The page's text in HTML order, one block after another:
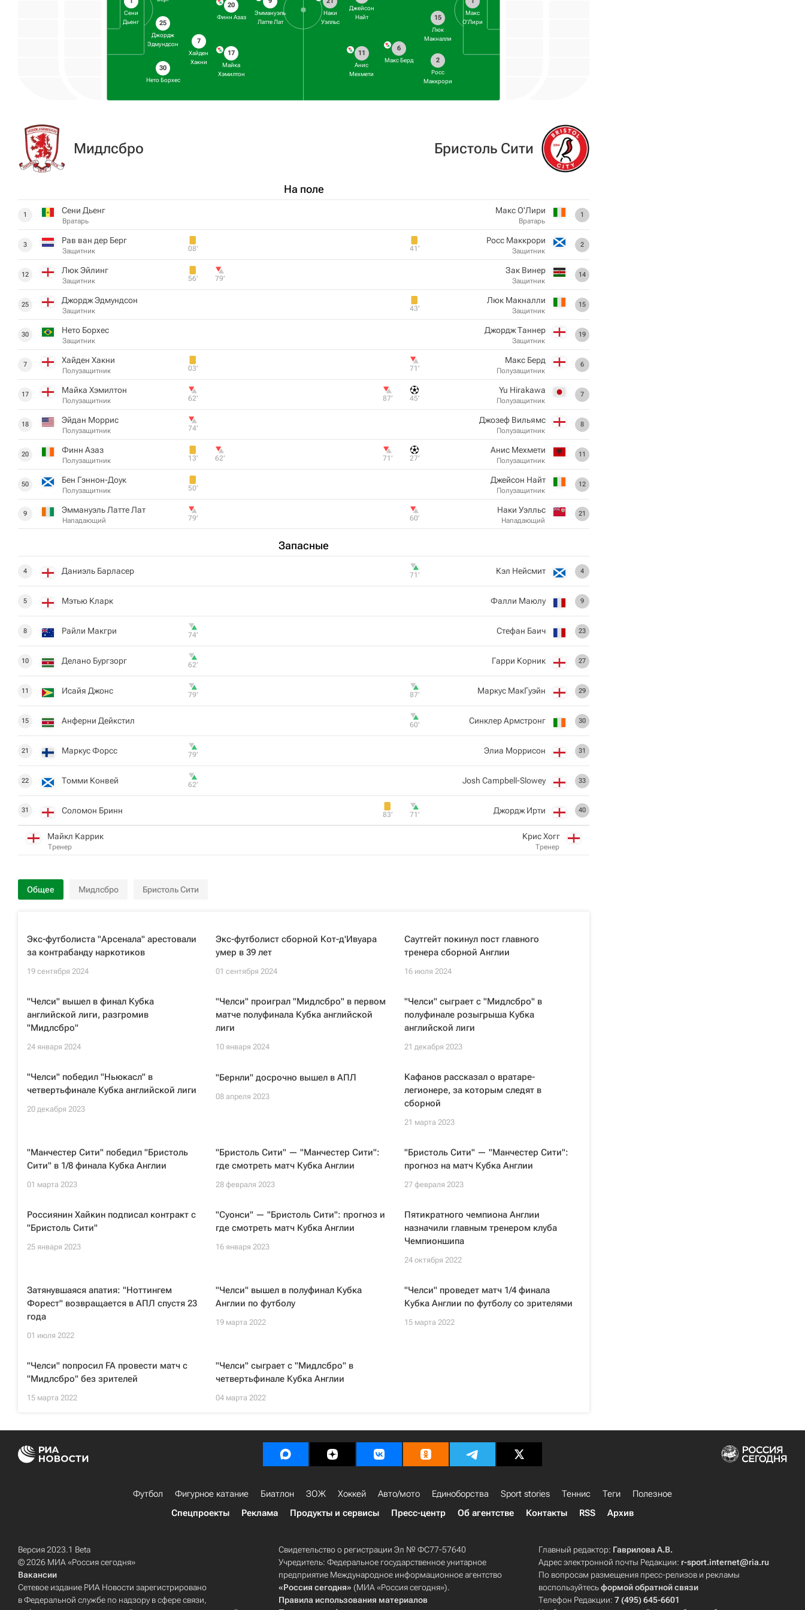
Сени
Дьенг
25
Джордж
Эдмундсон
30
Нето Борхес
7
Хайден
Хакни
20
Финн Азаз
17
Майка
Хэмилтон
Эммануэль
Латте Лат
Макс
О'Лири
15
Люк
Макналли
2
Росс
Маккрори
6
Макс Берд
Джейсон
Найт
11
Анис
Мехмети
Наки
Уэлльс
Мидлсбро
На поле
1 Сени Дьенг
Вратарь
3 Рав ван дер Берг
Защитник 08‎’‎
12 Люк Эйлинг
Защитник 56‎’‎ 79‎’‎
25 Джордж Эдмундсон
Защитник
30 Нето Борхес
Защитник
7 Хайден Хакни
Полузащитник 03‎’‎
17 Майка Хэмилтон
Полузащитник 62‎’‎
18 Эйдан Моррис
Полузащитник 74‎’‎
20 Финн Азаз
Полузащитник 13‎’‎ 62‎’‎
50 Бен Гэннон-Доук
Полузащитник 50‎’‎
9 Эммануэль Латте Лат
Нападающий 79‎’‎
Запасные
4 Даниэль Барласер
5 Мэтью Кларк
8 Райли Макгри 74‎’‎
10 Делано Бургзорг 62‎’‎
11 Исайя Джонс 79‎’‎
15 Анферни Дейкстил
21 Маркус Форсс 79‎’‎
22 Томми Конвей 62‎’‎
31 Соломон Бринн
Майкл Каррик
Тренер
Бристоль Сити
1
Макс О'Лири
Вратарь
2
Росс Маккрори
Защитник
41‎’‎
14
Зак Винер
Защитник
15
Люк Макналли
Защитник
43‎’‎
19
Джордж Таннер
Защитник
6
Макс Берд
Полузащитник
71‎’‎
7
Yu Hirakawa
Полузащитник
45‎’‎
87‎’‎
8
Джозеф Вильямс
Полузащитник
11
Анис Мехмети
Полузащитник
27‎’‎
71‎’‎
12
Джейсон Найт
Полузащитник
21
Наки Уэлльс
Нападающий
60‎’‎
4
Кэл Нейсмит
71‎’‎
9
Фалли Маюлу
23
Стефан Баич
27
Гарри Корник
29
Маркус МакГуэйн
87‎’‎
30
Синклер Армстронг
60‎’‎
31
Элиа Моррисон
33
Josh Campbell-Slowey
40
Джордж Ирти
71‎’‎
83‎’‎
Крис Хогг
Тренер
Общее Мидлсбро Бристоль Сити
Экс-футболиста "Арсенала" арестовали
за контрабанду наркотиков
19 сентября 2024
Экс-футболист сборной Кот-д'Ивуара
умер в 39 лет
01 сентября 2024
Саутгейт покинул пост главного
тренера сборной Англии
16 июля 2024
"Челси" вышел в финал Кубка
английской лиги, разгромив
"Мидлсбро"
24 января 2024
"Челси" проиграл "Мидлсбро" в первом
матче полуфинала Кубка английской
лиги
10 января 2024
"Челси" сыграет с "Мидлсбро" в
полуфинале розыгрыша Кубка
английской лиги
21 декабря 2023
"Челси" победил "Ньюкасл" в
четвертьфинале Кубка английской лиги
20 декабря 2023
"Бернли" досрочно вышел в АПЛ
08 апреля 2023
Кафанов рассказал о вратаре-
легионере, за которым следят в
сборной
21 марта 2023
"Манчестер Сити" победил "Бристоль
Сити" в 1/8 финала Кубка Англии
01 марта 2023
"Бристоль Сити" — "Манчестер Сити":
где смотреть матч Кубка Англии
28 февраля 2023
"Бристоль Сити" — "Манчестер Сити":
прогноз на матч Кубка Англии
27 февраля 2023
Россиянин Хайкин подписал контракт с
"Бристоль Сити"
25 января 2023
"Суонси" — "Бристоль Сити": прогноз и
где смотреть матч Кубка Англии
16 января 2023
Пятикратного чемпиона Англии
назначили главным тренером клуба
Чемпионшипа
24 октября 2022
Затянувшаяся апатия: "Ноттингем
Форест" возвращается в АПЛ спустя 23
года
01 июля 2022
"Челси" вышел в полуфинал Кубка
Англии по футболу
19 марта 2022
"Челси" проведет матч 1/4 финала
Кубка Англии по футболу со зрителями
15 марта 2022
"Челси" попросил FA провести матч с
"Мидлсбро" без зрителей
15 марта 2022
"Челси" сыграет с "Мидлсбро" в
четвертьфинале Кубка Англии
04 марта 2022
Футбол Фигурное катание Биатлон ЗОЖ Хоккей Авто/мото Единоборства Sport stories Теннис Теги
Полезное
Спецпроекты
Реклама Продукты и сервисы Пресс-центр Об агентстве Контакты RSS Архив
Версия 2023.1 Beta
© 2026 МИА «Россия сегодня»
Вакансии
Сетевое издание РИА Новости зарегистрировано
в Федеральной службе по надзору в сфере связи,
Свидетельство о регистрации Эл № ФС77-57640
Учредитель: Федеральное государственное унитарное
предприятие Международное информационное агентство
«Россия сегодня» (МИА «Россия сегодня»).
Правила использования материалов
Главный редактор: Гаврилова А.В.
Адрес электронной почты Редакции: r-sport.internet@ria.ru
По вопросам размещения пресс-релизов и рекламы
воспользуйтесьформой обратной связи
Телефон Редакции:7 (495) 645-6601